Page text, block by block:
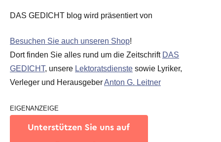
DAS GEDICHT blog wird präsentiert von
Besuchen Sie auch unseren Shop!
Dort finden Sie alles rund um die Zeitschrift DAS
GEDICHT, unsere Lektoratsdienste sowie Lyriker,
Verleger und HerausgeberAnton G. Leitner
EIGENANZEIGE